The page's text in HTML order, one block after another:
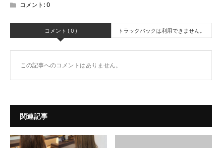
コメント:0
コメント ( 0 ) トラックバックは利用できません。
この記事へのコメントはありません。
関連記事